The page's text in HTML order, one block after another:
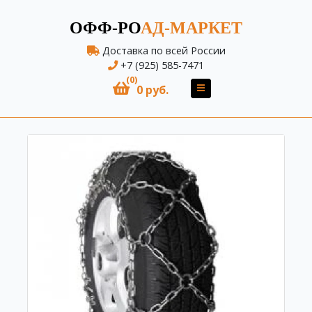
ОФФ-РОАД-МАРКЕТ
Доставка по всей России
+7 (925) 585-7471
(0)
0 руб.